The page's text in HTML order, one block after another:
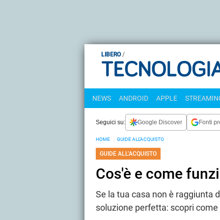
LIBERO
NEWS ANDROID APPLE
Seguici su: Google Discover Fonti
HOME GUIDE ALL’ACQUISTO
GUIDE ALL’ACQUISTO
Cos'è e come
Se la tua casa non è raggiunta
soluzione perfetta: scopri